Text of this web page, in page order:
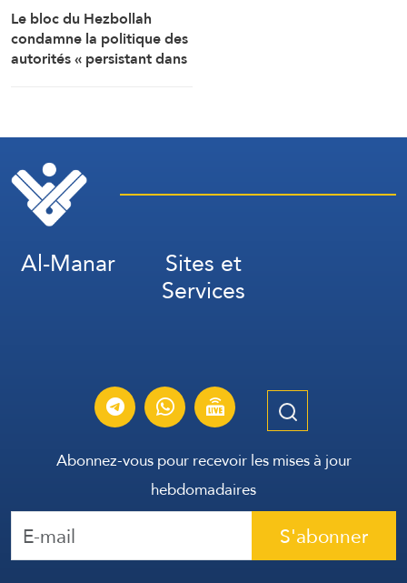
Le bloc du Hezbollah
condamne la politique des
autorités « persistant dans
Al-Manar Sites et
Services
Abonnez-vous pour recevoir les mises à jour
hebdomadaires
S'abonner